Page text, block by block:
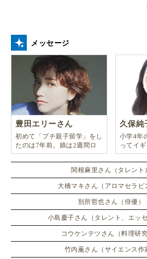
メッセージ
豊田エリーさん
初めて「プチ親子留学」をし
たのは7年前。娘は2週間ロ
ンドンのサマースクールに通
い、英語劇に挑戦したり、
久保純
小学4年
ってイ
関根麻里さん（タレント
大橋マキさん（アロマセラピ
別所哲也さん（俳優）
小島慶子さん（タレント、エッセ
コウケンテツさん（料理研究
竹内薫さん（サイエンス作